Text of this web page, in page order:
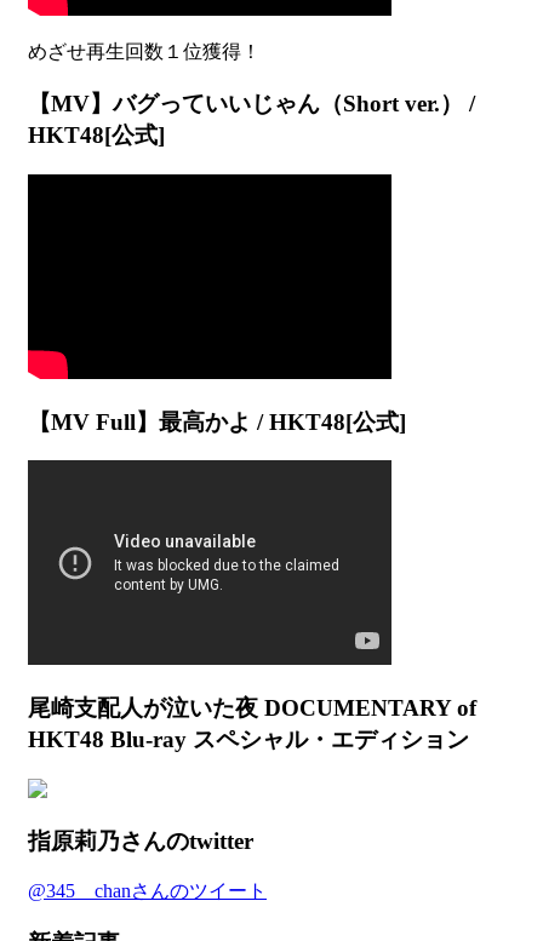
【MV】バグっていいじゃん（Short ver.） /
HKT48[公式]
【MV Full】最高かよ / HKT48[公式]
尾崎支配人が泣いた夜 DOCUMENTARY of
HKT48 Blu-ray スペシャル・エディション
指原莉乃さんのtwitter
@345__chanさんのツイート